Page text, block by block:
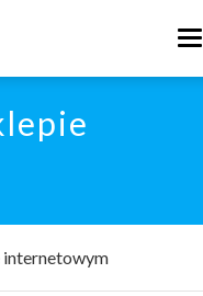
internetowym